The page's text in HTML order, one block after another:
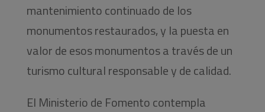
mantenimiento continuado de los
monumentos restaurados, y la puesta en
valor de esos monumentos a través de un
turismo cultural responsable y de calidad.
El Ministerio de Fomento contempla